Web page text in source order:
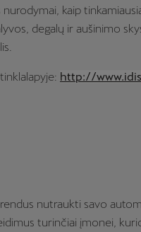
kaip
degalų ir aušinimo
http://
nutraukti savo
turinčiai įmonei,